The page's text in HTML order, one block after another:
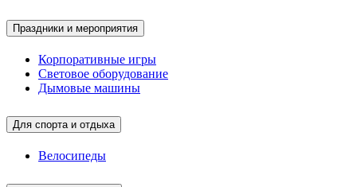
Праздники и мероприятия
Корпоративные игры
Световое оборудование
Дымовые машины
Для спорта и отдыха
Велосипеды